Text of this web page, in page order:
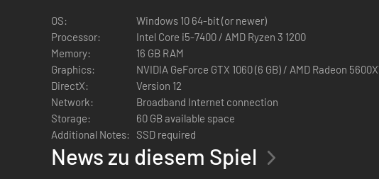
Erkunde ein dynamisches und immersives Arrakis, von den sanften
Klettere mit Shigadraht-Klauen auf hohe Berge und fliege mit deinem
mächtiger Sandstürme, die unerbittlich über das Land fegen, und
OS:
Windows 10 64-bit (or newer)
Processor:
Intel Core i5-7400 / AMD Ryzen 3 1200
Memory:
16 GB RAM
Graphics:
NVIDIA GeForce GTX 1060 (6 GB) / AMD Radeon
DirectX:
Version 12
Network:
Broadband Internet connection
Storage:
60 GB available space
Additional Notes:
SSD required
News zu diesem Spiel